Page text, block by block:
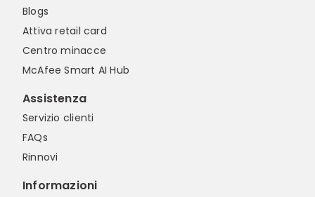
Blogs
Attiva retail card
Centro minacce
McAfee Smart AI Hub
Assistenza
Servizio clienti
FAQs
Rinnovi
Informazioni